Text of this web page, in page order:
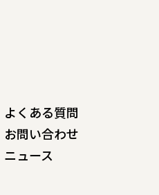
よくある質問
お問い合わせ
ニュース